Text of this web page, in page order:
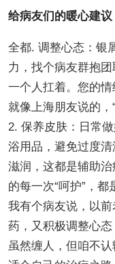
给病友们的暖心建议
全都. 调整心态：银
力，找个病友群抱
一个人扛着。您的情
就像上海朋友说的，
2. 保养皮肤：日常
浴用品，避免过度
滋润，这都是辅助
的每一次“呵护”，都
我有个病友说，以
药，又积极调整心
虽然缠人，但咱不